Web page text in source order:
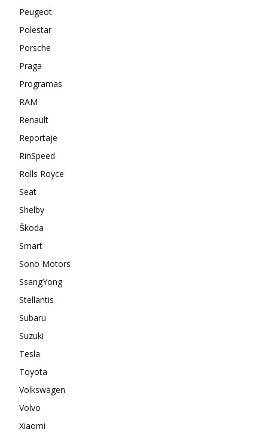
Peugeot
Polestar
Porsche
Praga
Programas
RAM
Renault
Reportaje
RinSpeed
Rolls Royce
Seat
Shelby
Škoda
Smart
Sono Motors
SsangYong
Stellantis
Subaru
Suzuki
Tesla
Toyota
Volkswagen
Volvo
Xiaomi